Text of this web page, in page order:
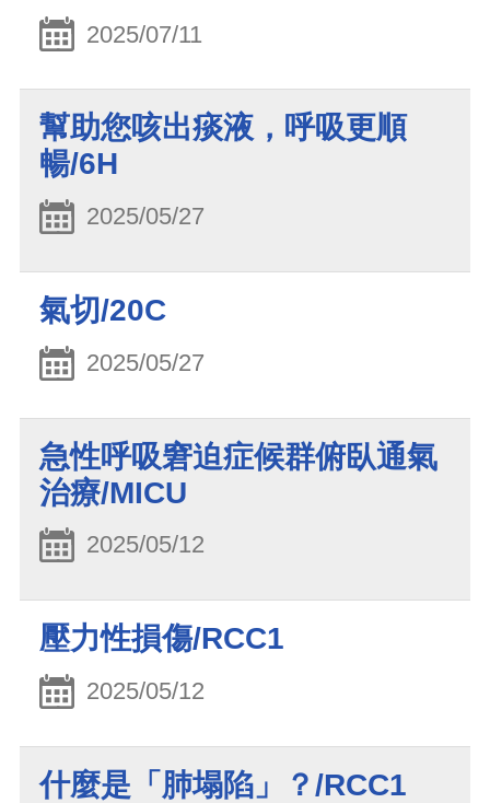
2025/07/11
幫助您咳出痰液，呼吸更順
暢/6H
2025/05/27
氣切/20C
2025/05/27
急性呼吸窘迫症候群俯臥通氣
治療/MICU
2025/05/12
壓力性損傷/RCC1
2025/05/12
什麼是「肺塌陷」？/RCC1